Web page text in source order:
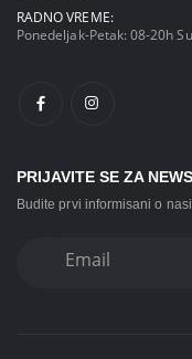
RADNO VREME:
Ponedeljak-Petak: 08-20h
PRIJAVITE SE ZA
Budite prvi informisani o